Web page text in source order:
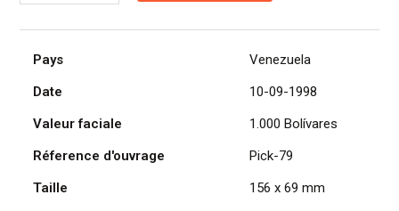
de
Bolívares
Simon
10-
09-
Pays
Venezuela
Date
10-09-1998
Valeur faciale
1.000 Bolívares
Réference d'ouvrage
Pick-79
Taille
156 x 69 mm